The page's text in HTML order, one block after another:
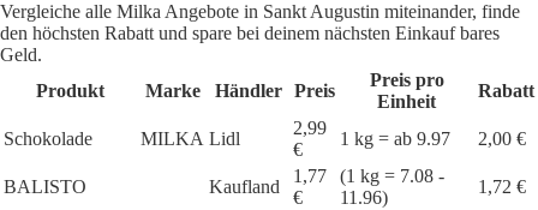
Vergleiche alle Milka Angebote in Sankt Augustin miteinander, finde
den höchsten Rabatt und spare bei deinem nächsten Einkauf bares
Geld.
Produkt
Marke Händler Preis
Preis pro
Einheit
Rabatt
Schokolade MILKA Lidl
2,99
€
1 kg = ab 9.97 2,00 €
BALISTO Kaufland
1,77
€
(1 kg = 7.08 -
11.96)
1,72 €